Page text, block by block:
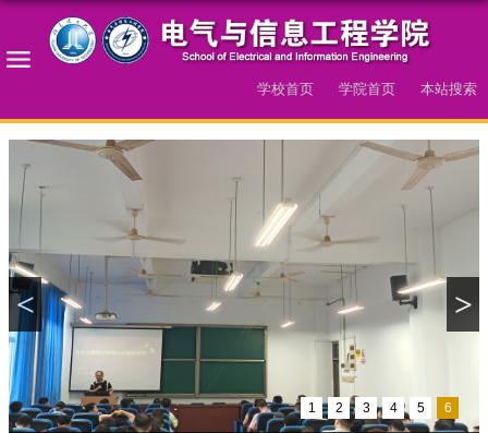
学校首页 学院首页 本站搜索
< >
1 2 3 4 5 6